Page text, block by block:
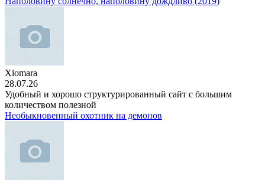
Xiomara
28.07.26
Удобный и хорошо структурированный сайт с большим
количеством полезной
Необыкновенный охотник на демонов